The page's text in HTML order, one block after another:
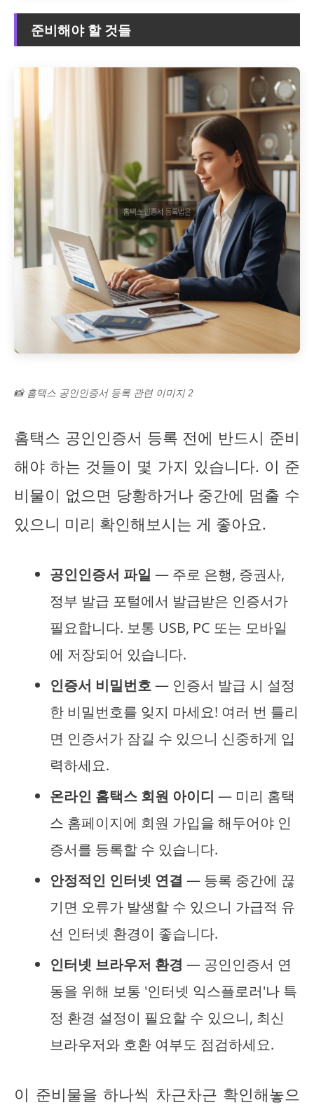
준비해야 할 것들
📸 홈택스 공인인증서 등록 관련 이미지 2
홈택스 공인인증서 등록 전에 반드시 준비
해야 하는 것들이 몇 가지 있습니다. 이 준
비물이 없으면 당황하거나 중간에 멈출 수
있으니 미리 확인해보시는 게 좋아요.
공인인증서 파일 — 주로 은행, 증권사,
정부 발급 포털에서 발급받은 인증서가
필요합니다. 보통 USB, PC 또는 모바일
에 저장되어 있습니다.
인증서 비밀번호— 인증서 발급 시 설정
한 비밀번호를 잊지 마세요! 여러 번 틀리
면 인증서가 잠길 수 있으니 신중하게 입
력하세요.
온라인 홈택스 회원 아이디 — 미리 홈택
스 홈페이지에 회원 가입을 해두어야 인
증서를 등록할 수 있습니다.
안정적인 인터넷 연결 — 등록 중간에 끊
기면 오류가 발생할 수 있으니 가급적 유
선 인터넷 환경이 좋습니다.
인터넷 브라우저 환경 — 공인인증서 연
동을 위해 보통 '인터넷 익스플로러'나 특
정 환경 설정이 필요할 수 있으니, 최신
브라우저와 호환 여부도 점검하세요.
이 준비물을 하나씩 차근차근 확인해놓으